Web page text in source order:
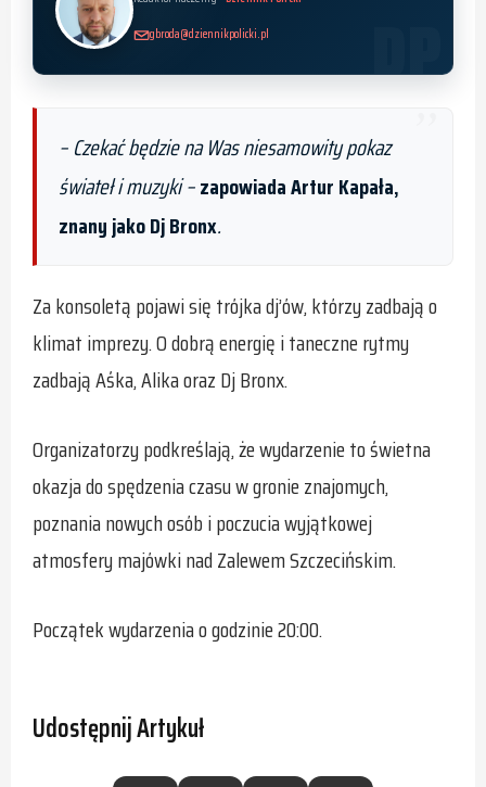
gbroda@dziennikpolicki.pl
–Czekać będzie na Was niesamowity pokaz
świateł i muzyki–zapowiada Artur Kapała,
znany jako Dj Bronx.
Za konsoletą pojawi się trójka dj’ów, którzy zadbają o
klimat imprezy. O dobrą energię i taneczne rytmy
zadbają Aśka, Alika oraz Dj Bronx.
Organizatorzy podkreślają, że wydarzenie to świetna
okazja do spędzenia czasu w gronie znajomych,
poznania nowych osób i poczucia wyjątkowej
atmosfery majówki nad Zalewem Szczecińskim.
Początek wydarzenia o godzinie 20:00.
Udostępnij Artykuł